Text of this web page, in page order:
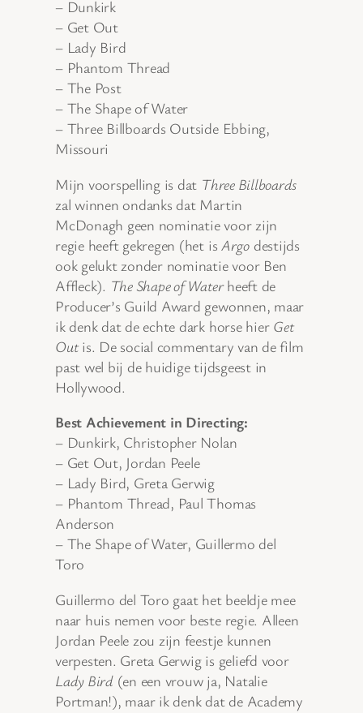
– Dunkirk
– Get Out
– Lady Bird
– Phantom Thread
– The Post
– The Shape of Water
– Three Billboards Outside Ebbing,
Missouri
Mijn voorspelling is dat Three Billboards
zal winnen ondanks dat Martin
McDonagh geen nominatie voor zijn
regie heeft gekregen (het is Argo destijds
ook gelukt zonder nominatie voor Ben
Affleck). The Shape of Waterheeft de
Producer’s Guild Award gewonnen, maar
ik denk dat de echte dark horse hier Get
Outis. De social commentary van de film
past wel bij de huidige tijdsgeest in
Hollywood.
Best Achievement in Directing:
– Dunkirk, Christopher Nolan
– Get Out, Jordan Peele
– Lady Bird, Greta Gerwig
– Phantom Thread, Paul Thomas
Anderson
– The Shape of Water, Guillermo del
Toro
Guillermo del Toro gaat het beeldje mee
naar huis nemen voor beste regie. Alleen
Jordan Peele zou zijn feestje kunnen
verpesten. Greta Gerwig is geliefd voor
Lady Bird(en een vrouw ja, Natalie
Portman!), maar ik denk dat de Academy